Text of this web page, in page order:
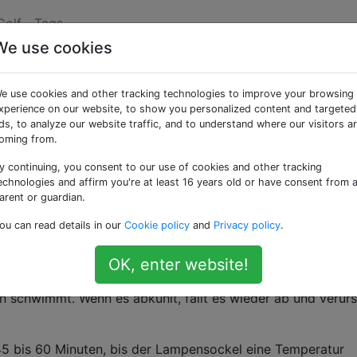
Tags
Lampe ist, aber für den Fall, dass dies nicht der Fall ist:
die Wachs in einer durchscheinenden Flüssigkeit
sich beim Einschalten der Lampe, wodurch sich die Dichte
schwimmt. Wenn es abkühlt, fällt es wieder ab und
bis 60 Minuten, bis der Lampensockel eine Temperatur
use cookies
use cookies and other tracking technologies to improve your browsing
on our website, to show you personalized content and targeted
to analyze our website traffic, and to understand where our visitors
from.
continuing, you consent to our use of cookies and other tracking
and affirm you're at least 16 years old or have consent from a
or guardian.
can read details in our Cookie policy and Privacy policy.
OK, enter website!